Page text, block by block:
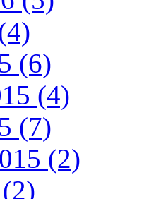
(6)
(4)
(7)
(2)